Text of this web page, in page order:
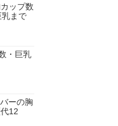
ップ数
まで
・巨乳
ーの胸
12